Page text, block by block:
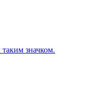
значком.